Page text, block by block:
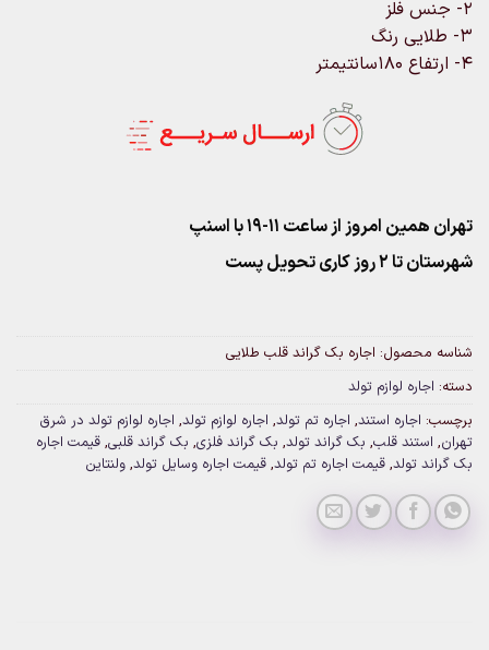
۲- جنس فلز
۳- طلایی رنگ
۴- ارتفاع ۱۸۰سانتیمتر
تهران همین امروز از ساعت ۱۱-۱۹ با اسنپ
شهرستان تا 2 روز کاری تحویل پست
شناسه محصول: اجاره بک گراند قلب طلایی
دسته: اجاره لوازم تولد
برچسب: اجاره استند, اجاره تم تولد, اجاره لوازم تولد, اجاره لوازم تولد در شرق
تهران, استند قلب, بک گراند تولد, بک گراند فلزی, بک گراند قلبی, قیمت اجاره
بک گراند تولد, قیمت اجاره تم تولد, قیمت اجاره وسایل تولد, ولنتاین